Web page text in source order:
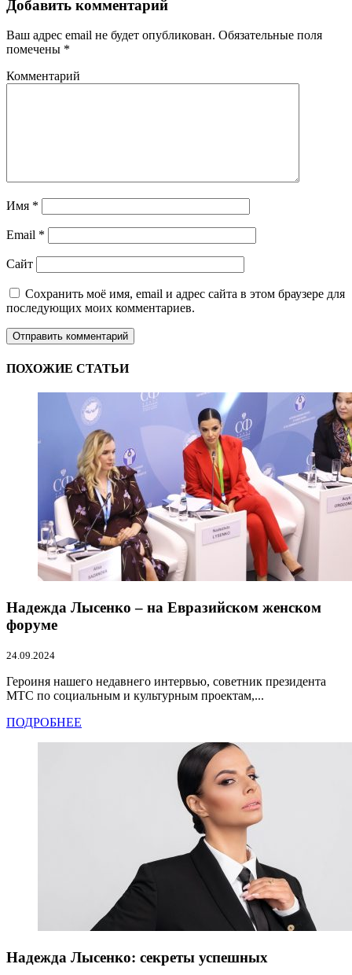
Добавить комментарий
Ваш адрес email не будет опубликован. Обязательные поля
помечены *
Комментарий
Имя *
Email *
Сайт
Сохранить моё имя, email и адрес сайта в этом браузере для
последующих моих комментариев.
ПОХОЖИЕ СТАТЬИ
Надежда Лысенко – на Евразийском женском
форуме
24.09.2024
Героиня нашего недавнего интервью, советник президента
МТС по социальным и культурным проектам,...
ПОДРОБНЕЕ
Надежда Лысенко: секреты успешных